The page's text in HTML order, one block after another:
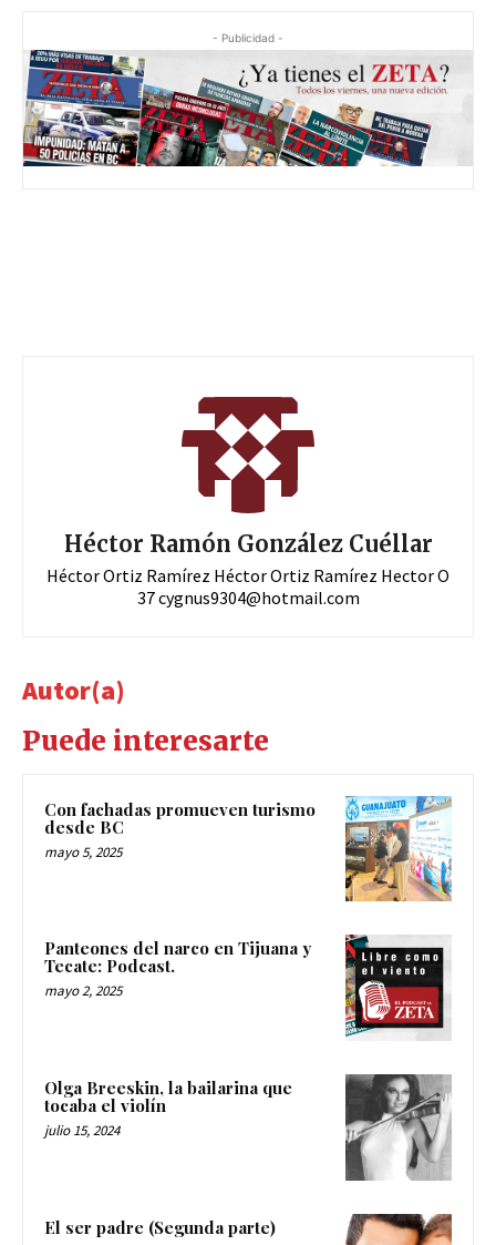
- Publicidad -
Héctor Ramón González Cuéllar
Héctor Ortiz Ramírez Héctor Ortiz Ramírez Hector O
37cygnus9304@hotmail.com
Autor(a)
Puede interesarte
Con fachadas promueven turismo
desde BC
mayo 5, 2025
Panteones del narco en Tijuana y
Tecate: Podcast.
mayo 2, 2025
Olga Breeskin, la bailarina que
tocaba el violín
julio 15, 2024
El ser padre (Segunda parte)